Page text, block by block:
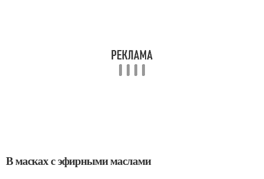
В масках с эфирными маслами